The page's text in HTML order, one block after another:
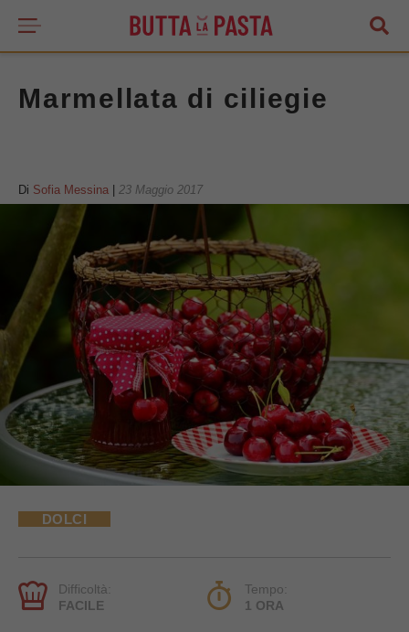
Marmellata di ciliegie
Di Sofia Messina 23 Maggio 2017
DOLCI
Difficoltà:
FACILE
Tempo:
1 ORA